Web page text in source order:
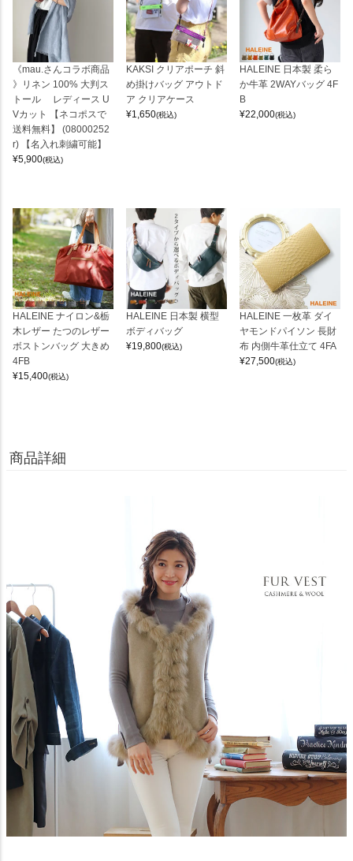
《mau.さんコラボ商品
》リネン 100% 大判ス
トール レディース U
Vカット 【ネコポスで
送料無料】 (08000252
r) 【名入れ刺繍可能】
¥5,900(税込)
KAKSI クリアポーチ 斜
め掛けバッグ アウトド
ア クリアケース
¥1,650(税込)
HALEINE 日本製 柔ら
か牛革 2WAYバッグ 4F
B
¥22,000(税込)
HALEINE ナイロン&栃
木レザー たつのレザー
ボストンバッグ 大きめ
4FB
¥15,400(税込)
HALEINE 日本製 横型
ボディバッグ
¥19,800(税込)
HALEINE 一枚革 ダイ
ヤモンドパイソン 長財
布 内側牛革仕立て 4FA
¥27,500(税込)
商品詳細